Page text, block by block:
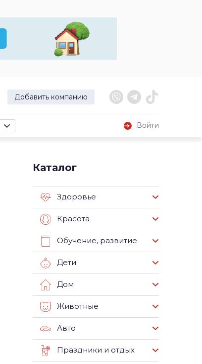
Добавить компанию
Войти
Каталог
Здоровье
Красота
Обучение, развитие
Дети
Дом
Животные
Авто
Праздники и отдых